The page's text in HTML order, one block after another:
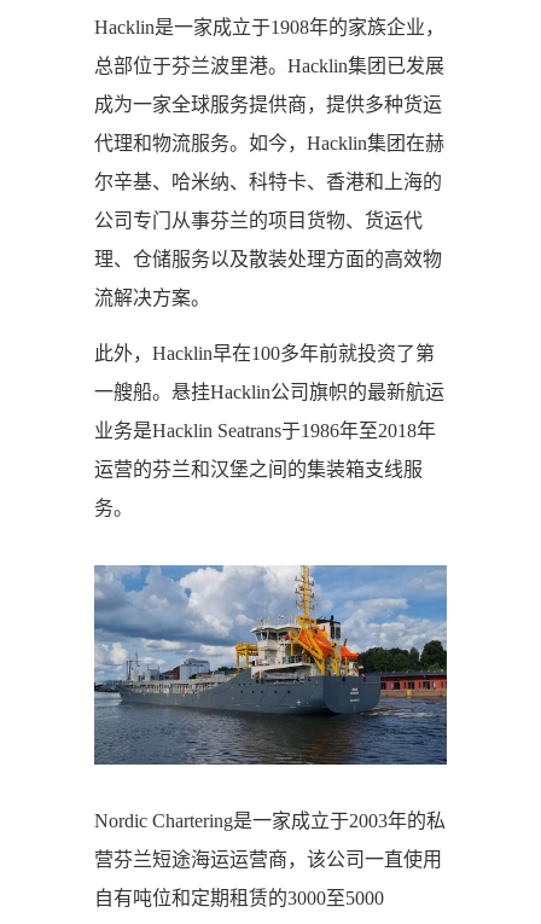
Hacklin是一家成立于1908年的家族企业，
总部位于芬兰波里港。Hacklin集团已发展
成为一家全球服务提供商，提供多种货运
代理和物流服务。如今，Hacklin集团在赫
尔辛基、哈米纳、科特卡、香港和上海的
公司专门从事芬兰的项目货物、货运代
理、仓储服务以及散装处理方面的高效物
流解决方案。
此外，Hacklin早在100多年前就投资了第
一艘船。悬挂Hacklin公司旗帜的最新航运
业务是Hacklin Seatrans于1986年至2018年
运营的芬兰和汉堡之间的集装箱支线服
务。
Nordic Chartering是一家成立于2003年的私
营芬兰短途海运运营商，该公司一直使用
自有吨位和定期租赁的3000至5000